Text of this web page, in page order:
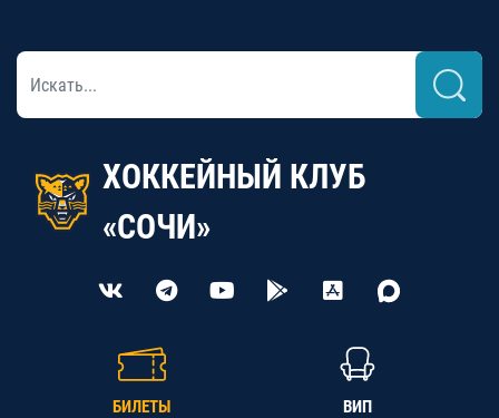
ХОККЕЙНЫЙ КЛУБ
«СОЧИ»
БИЛЕТЫ ВИП